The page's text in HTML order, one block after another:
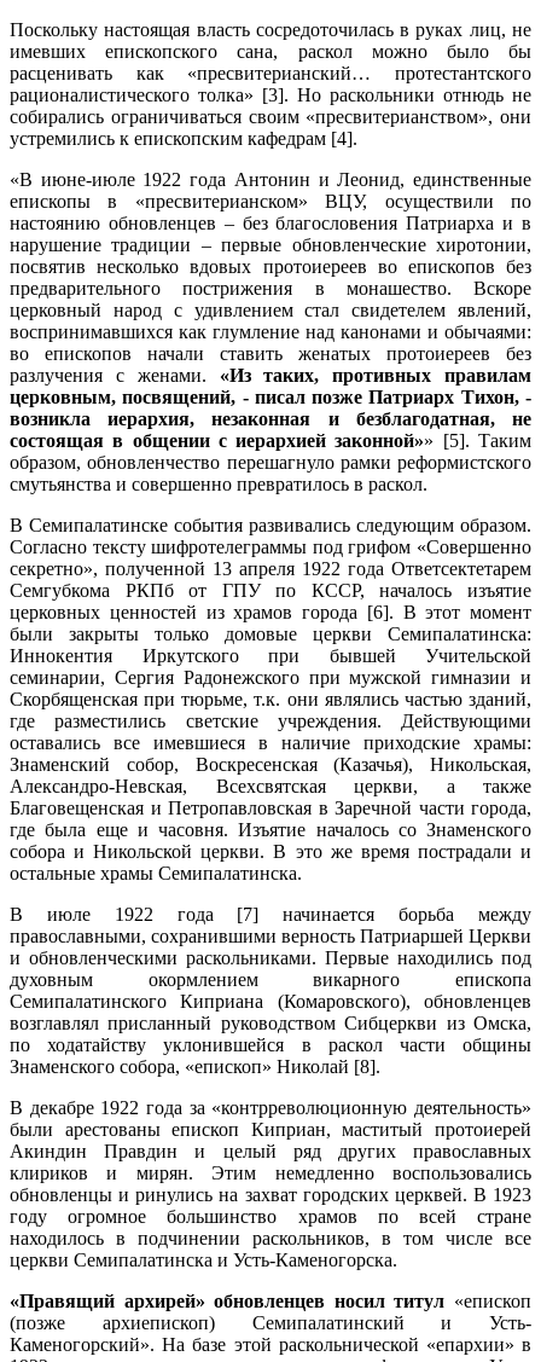
Поскольку настоящая власть сосредоточилась в руках лиц, не
имевших епископского сана, раскол можно было бы
расценивать как «пресвитерианский… протестантского
рационалистического толка» [3]. Но раскольники отнюдь не
собирались ограничиваться своим «пресвитерианством», они
устремились к епископским кафедрам [4].
«В июне-июле 1922 года Антонин и Леонид, единственные
епископы в «пресвитерианском» ВЦУ, осуществили по
настоянию обновленцев – без благословения Патриарха и в
нарушение традиции – первые обновленческие хиротонии,
посвятив несколько вдовых протоиереев во епископов без
предварительного пострижения в монашество. Вскоре
церковный народ с удивлением стал свидетелем явлений,
воспринимавшихся как глумление над канонами и обычаями:
во епископов начали ставить женатых протоиереев без
разлучения с женами. «Из таких, противных правилам
церковным, посвящений, - писал позже Патриарх Тихон, -
возникла иерархия, незаконная и безблагодатная, не
состоящая в общении с иерархией законной»» [5]. Таким
образом, обновленчество перешагнуло рамки реформистского
смутьянства и совершенно превратилось в раскол.
В Семипалатинске события развивались следующим образом.
Согласно тексту шифротелеграммы под грифом «Совершенно
секретно», полученной 13 апреля 1922 года Ответсектетарем
Семгубкома РКПб от ГПУ по КССР, началось изъятие
церковных ценностей из храмов города [6]. В этот момент
были закрыты только домовые церкви Семипалатинска:
Иннокентия Иркутского при бывшей Учительской
семинарии, Сергия Радонежского при мужской гимназии и
Скорбященская при тюрьме, т.к. они являлись частью зданий,
где разместились светские учреждения. Действующими
оставались все имевшиеся в наличие приходские храмы:
Знаменский собор, Воскресенская (Казачья), Никольская,
Александро-Невская, Всехсвятская церкви, а также
Благовещенская и Петропавловская в Заречной части города,
где была еще и часовня. Изъятие началось со Знаменского
собора и Никольской церкви. В это же время пострадали и
остальные храмы Семипалатинска.
В июле 1922 года [7] начинается борьба между
православными, сохранившими верность Патриаршей Церкви
и обновленческими раскольниками. Первые находились под
духовным окормлением викарного епископа
Семипалатинского Киприана (Комаровского), обновленцев
возглавлял присланный руководством Сибцеркви из Омска,
по ходатайству уклонившейся в раскол части общины
Знаменского собора, «епископ» Николай [8].
В декабре 1922 года за «контрреволюционную деятельность»
были арестованы епископ Киприан, маститый протоиерей
Акиндин Правдин и целый ряд других православных
клириков и мирян. Этим немедленно воспользовались
обновленцы и ринулись на захват городских церквей. В 1923
году огромное большинство храмов по всей стране
находилось в подчинении раскольников, в том числе все
церкви Семипалатинска и Усть-Каменогорска.
«Правящий архирей» обновленцев носил титул «епископ
(позже архиепископ) Семипалатинский и Усть-
Каменогорский». На базе этой раскольнической «епархии» в